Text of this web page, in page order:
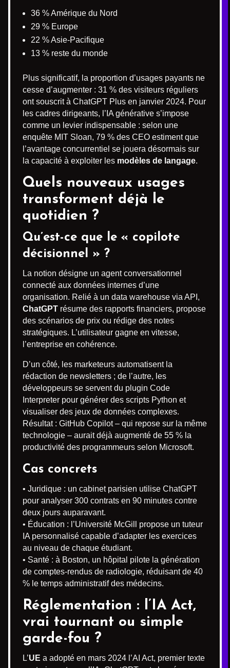
36 % Amérique du Nord
29 % Europe
22 % Asie-Pacifique
13 % reste du monde
Plus significatif, la proportion d’usages payants ne
cesse d’augmenter : 31 % des visiteurs réguliers
ont souscrit à ChatGPT Plus en janvier 2024. Pour
les cadres dirigeants, l’IA générative s’impose
comme un levier indispensable : selon une
enquête MIT Sloan, 79 % des CEO estiment que
l’avantage concurrentiel se jouera désormais sur
la capacité à exploiter les modèles de langage.
Quels nouveaux usages
transforment déjà le
quotidien ?
Qu’est-ce que le « copilote
décisionnel » ?
La notion désigne un agent conversationnel
connecté aux données internes d’une
organisation. Relié à un data warehouse via API,
ChatGPT résume des rapports financiers, propose
des scénarios de prix ou rédige des notes
stratégiques. L’utilisateur gagne en vitesse,
l’entreprise en cohérence.
D’un côté, les marketeurs automatisent la
rédaction de newsletters ; de l’autre, les
développeurs se servent du plugin Code
Interpreter pour générer des scripts Python et
visualiser des jeux de données complexes.
Résultat : GitHub Copilot – qui repose sur la même
technologie – aurait déjà augmenté de 55 % la
productivité des programmeurs selon Microsoft.
Cas concrets
• Juridique : un cabinet parisien utilise ChatGPT
pour analyser 300 contrats en 90 minutes contre
deux jours auparavant.
• Éducation : l’Université McGill propose un tuteur
IA personnalisé capable d’adapter les exercices
au niveau de chaque étudiant.
• Santé : à Boston, un hôpital pilote la génération
de comptes-rendus de radiologie, réduisant de 40
% le temps administratif des médecins.
Réglementation : l’IA Act,
vrai tournant ou simple
garde-fou ?
L’UE a adopté en mars 2024 l’AI Act, premier texte